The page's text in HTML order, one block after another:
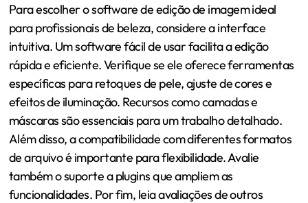
Para escolher o software de edição de imagem ideal
para profissionais de beleza, considere a interface
intuitiva. Um software fácil de usar facilita a edição
rápida e eficiente. Verifique se ele oferece ferramentas
específicas para retoques de pele, ajuste de cores e
efeitos de iluminação. Recursos como camadas e
máscaras são essenciais para um trabalho detalhado.
Além disso, a compatibilidade com diferentes formatos
de arquivo é importante para flexibilidade. Avalie
também o suporte a plugins que ampliem as
funcionalidades. Por fim, leia avaliações de outros